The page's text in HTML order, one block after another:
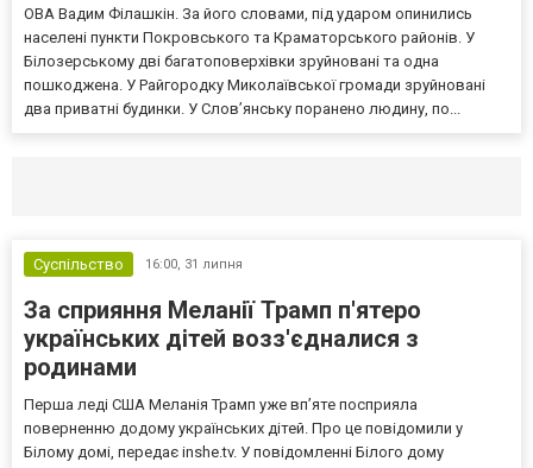
ОВА Вадим Філашкін. За його словами, під ударом опинились
населені пункти Покровського та Краматорського районів. У
Білозерському дві багатоповерхівки зруйновані та одна
пошкоджена. У Райгородку Миколаївської громади зруйновані
два приватні будинки. У Слов’янську поранено людину, по...
Суспільство 16:00, 31 липня
За сприяння Меланії Трамп п'ятеро
українських дітей возз'єдналися з
родинами
Перша леді США Меланія Трамп уже впʼяте посприяла
поверненню додому українських дітей. Про це повідомили у
Білому домі, передає inshe.tv. У повідомленні Білого дому